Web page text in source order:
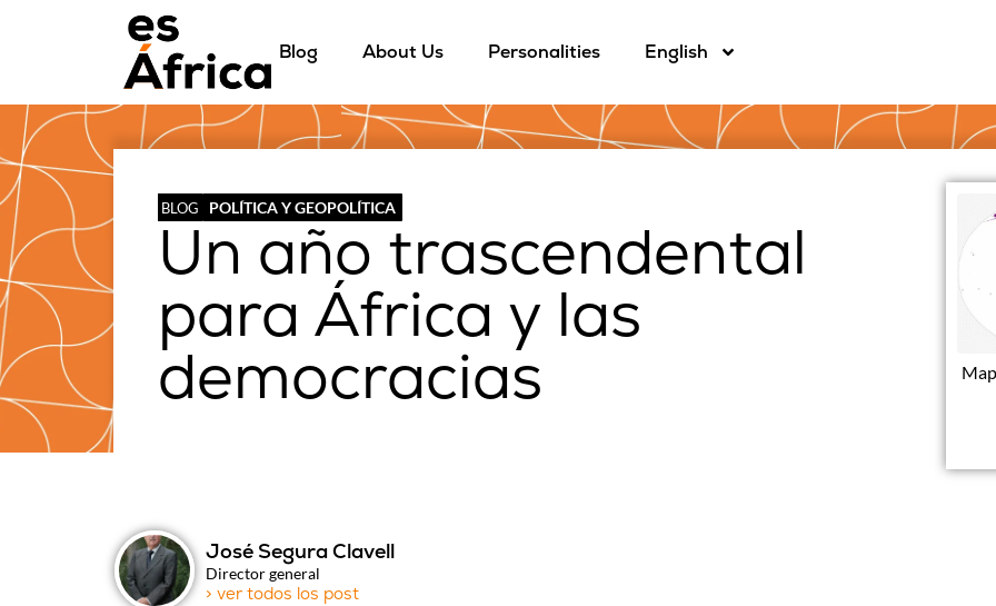
Blog About Us Personalities English
BLOG POLÍTICA Y GEOPOLÍTICA
Un año trascendental
para África y las
democracias
José Segura Clavell
Director general
> ver todos los post